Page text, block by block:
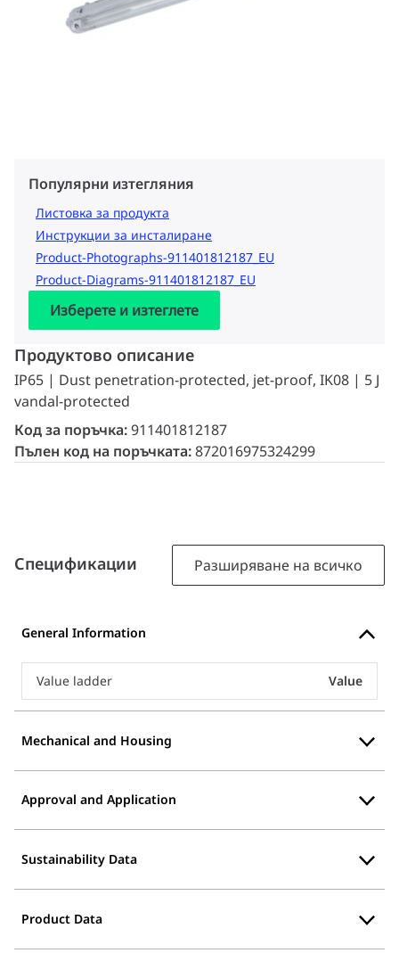
Популярни изтегляния
Листовка за продукта
Инструкции за инсталиране
Product-Photographs-911401812187_EU
Product-Diagrams-911401812187_EU
Изберете и изтеглете
Продуктово описание
IP65 | Dust penetration-protected, jet-proof, IK08 | 5 J
vandal-protected
Код за поръчка:911401812187
Пълен код на поръчката:872016975324299
Спецификации Разширяване на всичко
General Information
Value ladder Value
Mechanical and Housing
Approval and Application
Sustainability Data
Product Data